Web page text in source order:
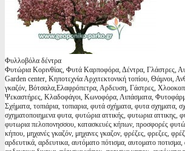
Φυλλοβόλα δέντρα
Φυτώρια Κορινθίας, Φυτά Καρποφόρα, Δέντρα, Γλάστρες,
Garden center, Κηποτεχνία Αρχιτεκτονική τοπίου, Θάμνοι,
γκαζόν, Βότσαλα,Ελαφρόπετρα, Αρδευση, Γάστρες,
Ψεκαστήρες, Κλαδοφάγοι, Κωνοφόρα, Λιπάσματα,
Σχήματα, τοπιάρια, τοπιαρια, φυτά σχήματα, φυτα σχηματα,
σχηματοποιημενα φυτα, φυτώρια αττικής, φυτωρια αττικης,
φυτωρια πελοπονησσου, κατασκευές κήπων, προσφορές
κήπου, μηχανές γκαζόν, μηχανες γκαζον, φρέζες, φρεζες,
αρδευτικά, αρδευτικα, αυτόματο πότισμα, αυτοματο ποτισμα,